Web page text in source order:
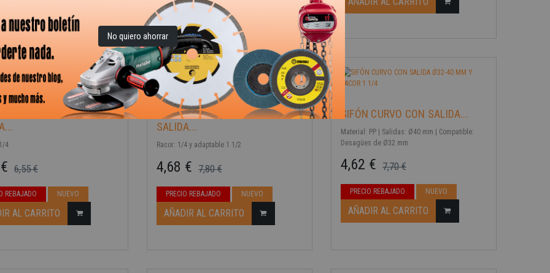
DE BOTELLA CON
4
6,55 €
REBAJADO NUEVO
AL CARRITO
SIFÓN DE BOTELLA CON
SALIDA...
Racor: 1/4 y adaptable 1 1/2
7,80 €
4,68 €
PRECIO REBAJADO NUEVO
AÑADIR AL CARRITO
SIFÓN CURVO CON SALIDA...
Material: PP | Salidas: Ø40 mm | Compatible:
Desagües de Ø32 mm
7,70 €
4,62 €
PRECIO REBAJADO NUEVO
AÑADIR AL CARRITO
-40%
No quiero ahorrar